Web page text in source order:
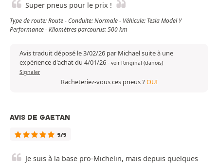
Super pneus pour le prix !
Type de route: Route - Conduite: Normale - Véhicule: Tesla Model Y
Performance - Kilomètres parcourus: 500 km
Avis traduit déposé le 3/02/26 par Michael suite à une
expérience d'achat du 4/01/26- voir l'original (danois)
Signaler
Racheteriez-vous ces pneus ?OUI
AVIS DE GAETAN
5/5
Je suis à la base pro-Michelin, mais depuis quelques